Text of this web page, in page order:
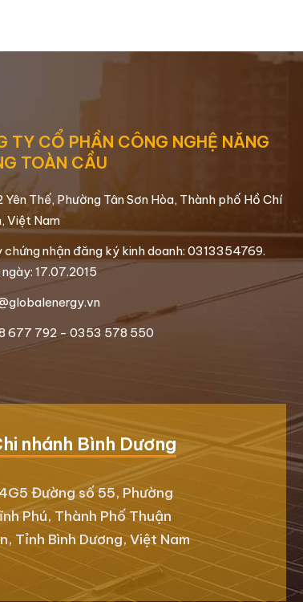
TY CỔ PHẦN CÔNG NGHỆ NĂNG
TOÀN CẦU
Yên Thế, Phường Tân Sơn Hòa, Thành phố Hồ Chí
Việt Nam
chứng nhận đăng ký kinh doanh: 0313354769.
17.07.2015
677 792 - 0353 578 550
nhánh Bình Dương
Đường số 55, Phường
Phú, Thành Phố Thuận
Tỉnh Bình Dương, Việt Nam